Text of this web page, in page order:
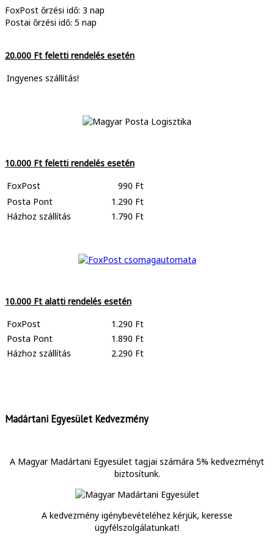
FoxPost őrzési idő: 3 nap
Postai őrzési idő: 5 nap
20.000 Ft feletti rendelés esetén
Ingyenes szállítás!
10.000 Ft feletti rendelés esetén
FoxPost
990 Ft
Posta Pont
1.290 Ft
Házhoz szállítás
1.790 Ft
10.000 Ft alatti rendelés esetén
FoxPost
1.290 Ft
Posta Pont
1.890 Ft
Házhoz szállítás
2.290 Ft
Madártani Egyesület Kedvezmény
A Magyar Madártani Egyesület tagjai számára 5% kedvezményt
biztosítunk.
A kedvezmény igénybevételéhez kérjük, keresse
ügyfélszolgálatunkat!